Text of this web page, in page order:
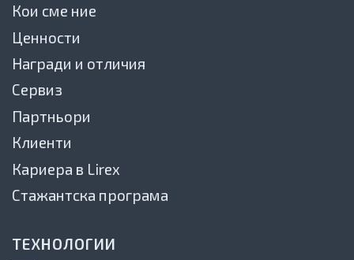
Кои сме ние
Ценности
Награди и отличия
Сервиз
Партньори
Клиенти
Кариера в Lirex
Стажантска програма
ТЕХНОЛОГИИ